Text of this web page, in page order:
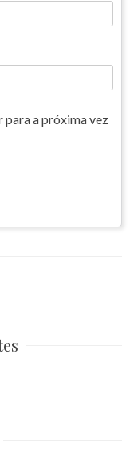
para a próxima vez